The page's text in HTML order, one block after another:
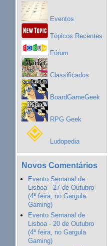
Eventos
Tópicos Recentes
Fórum
Classificados
BoardGameGeek
RPG Geek
Ludopedia
Novos Comentários
Evento Semanal de
Lisboa - 27 de Outubro
(4ª feira, no Gargula
Gaming)
Evento Semanal de
Lisboa - 20 de Outubro
(4ª feira, no Gargula
Gaming)